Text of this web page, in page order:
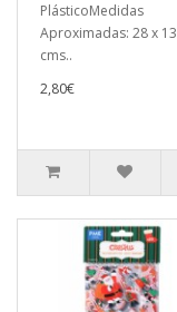
PlásticoMedidas
Aproximadas: 28 x 13
cms..
2,80€